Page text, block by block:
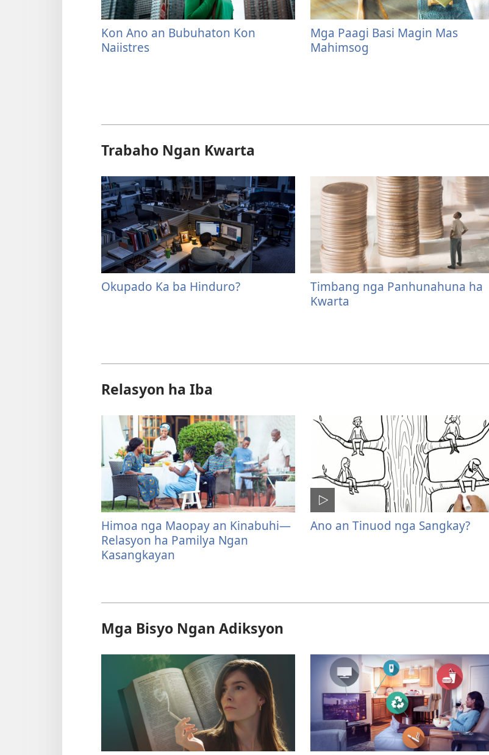
Kon Ano an Bubuhaton Kon
Naiistres
Mga Paagi Basi Magin Mas
Mahimsog
Trabaho Ngan Kwarta
Okupado Ka ba Hinduro?
Timbang nga Panhunahuna ha
Kwarta
Relasyon ha Iba
Himoa nga Maopay an Kinabuhi—
Relasyon ha Pamilya Ngan
Kasangkayan
Ano an Tinuod nga Sangkay?
Mga Bisyo Ngan Adiksyon